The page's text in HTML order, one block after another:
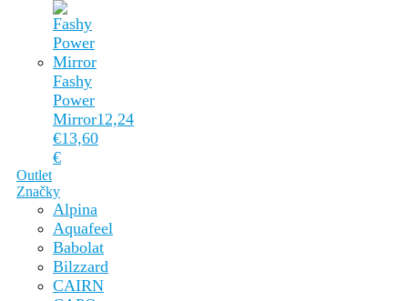
Fashy
Power
Mirror12,24
€13,60
€
Outlet
Značky
Alpina
Aquafeel
Babolat
Bilzzard
CAIRN